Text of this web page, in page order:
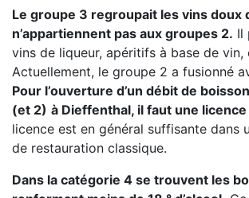
Le groupe 3 regroupait les vins doux
n’appartiennent pas aux groupes 2. Il
vins de liqueur, apéritifs à base de vin,
Actuellement, le groupe 2 a fusionné
Pour l’ouverture d’un débit de
(et 2) à Dieffenthal, il faut une licence
licence est en général suffisante dans
de restauration classique.
Dans la catégorie 4 se trouvent les